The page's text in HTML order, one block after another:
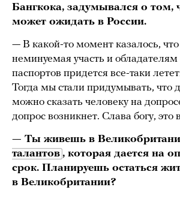
Бангкока, задумывался о том,
может ожидать в России.
— В какой-то момент казалось, что
неминуемая участь и обладателям
паспортов придется все-таки
Тогда мы стали придумывать, что
можно сказать человеку на
допрос возникнет. Слава богу, это
— Ты живешь в
талантов , которая дается на
срок. Планируешь остаться
в Великобритании?